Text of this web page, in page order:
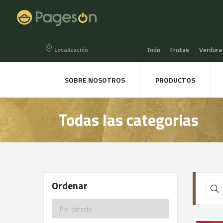
Localización Todo Frutas Verdura
Miel, Mermeladas y
Agua, Refrescos y Zumos
Directo a la mesa
SOBRE NOSOTROS PRODUCTOS
Todas las categorias
Ordenar